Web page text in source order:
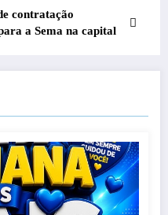
contratação
a Sema na capital